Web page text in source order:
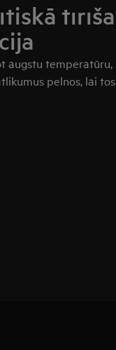
augstu
pelnos, lai